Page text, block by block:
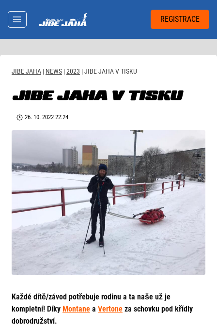
obsah
REGISTRACE
JIBE JAHA | NEWS |2023 |JIBE JAHA V TISKU
JIBE JAHA V TISKU
26. 10. 2022 22:24
Každé dítě/závod potřebuje rodinu a ta naše už je
kompletní! Díky Montane a Vertone za schovku pod křídly
dobrodružství.